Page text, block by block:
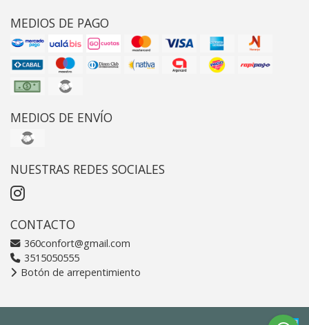
MEDIOS DE PAGO
MEDIOS DE ENVÍO
NUESTRAS REDES SOCIALES
CONTACTO
360confort@gmail.com
3515050555
Botón de arrepentimiento